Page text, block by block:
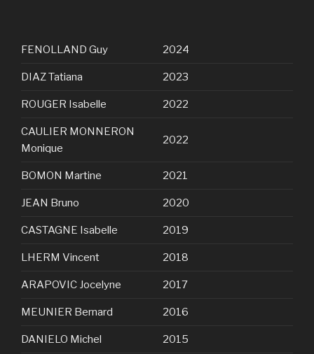
FENOLLAND Guy 2024
DIAZ Tatiana 2023
ROUGER Isabelle 2022
CAULIER MONNERON
Monique
2022
BOMON Martine 2021
JEAN Bruno 2020
CASTAGNE Isabelle 2019
LHERM Vincent 2018
ARAPOVIC Jocelyne 2017
MEUNIER Bernard 2016
DANIELO Michel 2015